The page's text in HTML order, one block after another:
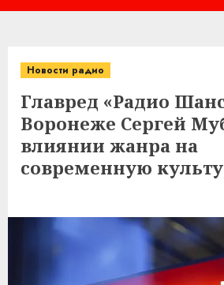
меню
Новости радио
Главред «Радио
Воронеже Сергей
влиянии жанра на
современную